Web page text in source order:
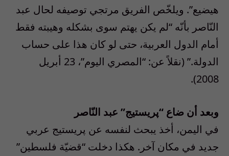
هيضيع”. ويلخّص الفريق مرتجي توصيفه لحال عبد
النّاصر بأنّه “لم يكن يهتم سوى بشكله وهيبته فقط
أمام الدول العربية، حتى لو كان هذا على حساب
الدولة.” (نقلاً عن: “المصري اليوم”، 23 أبريل
2008).
وبعد أن ضاع “پريستيج” عبد النّاصر
في اليمن، أخذ يبحث لنفسه عن پريستيج عربي
جديد في مكان آخر. هكذا دخلت “قضيّة فلسطين”